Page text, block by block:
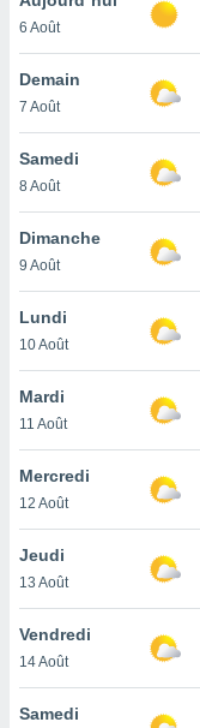
et
»,
au
vous
qu'ils
ou
le
ainsi
un
la
du
en
de
6 Août
Demain
7 Août
Samedi
8 Août
Dimanche
9 Août
Lundi
10 Août
Mardi
11 Août
Mercredi
12 Août
Jeudi
13 Août
Vendredi
14 Août
Samedi